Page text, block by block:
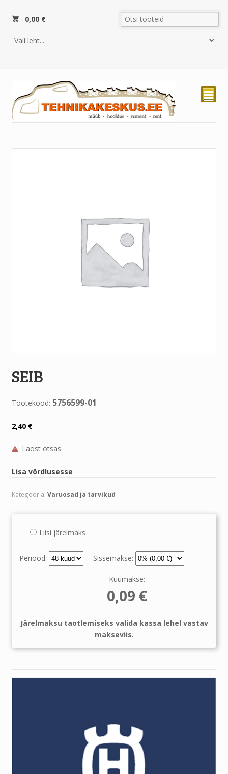
0,00 €
²
SEIB
Tootekood: 5756599-01
2,40 €
Laost otsas
Lisa võrdlusesse
Kategooria: Varuosad ja tarvikud
Liisi järelmaks
Periood: Sissemakse:
Kuumakse:
0,09 €
Järelmaksu taotlemiseks valida kassa lehel vastav
makseviis.